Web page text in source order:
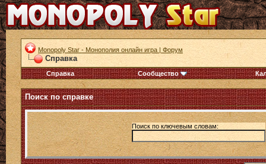
Monopoly Star - Монополия онлайн игра | Форум
Справка
Справка Сообщество
Поиск по справке
Поиск по ключевым словам: